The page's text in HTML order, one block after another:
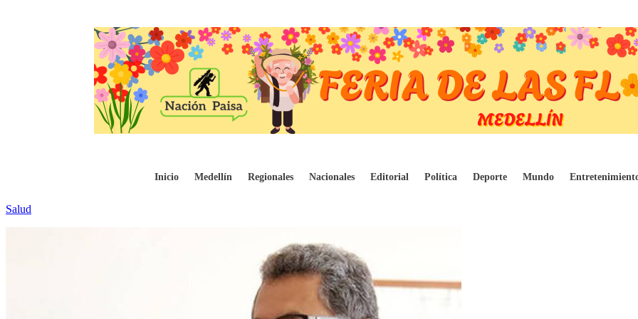
Inicio Medellín Regionales Nacionales Editorial Política Deporte Mundo
La ministra de Salud y Protección Social, Carolina Corcho, posesionó a Ulahy Beltrán
Salud